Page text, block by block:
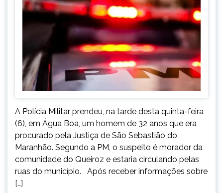
A Polícia Militar prendeu, na tarde desta quinta-feira
(6), em Água Boa, um homem de 32 anos que era
procurado pela Justiça de São Sebastião do
Maranhão. Segundo a PM, o suspeito é morador da
comunidade do Queiroz e estaria circulando pelas
ruas do município. Após receber informações sobre
[…]